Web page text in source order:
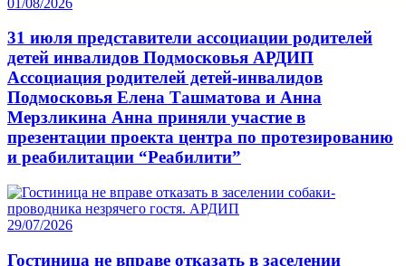
31 июля представители ассоциации родителей
детей инвалидов Подмосковья АРДИП
Ассоциация родителей детей-инвалидов
Подмосковья Елена Ташматова и Анна
Мерзликина Анна приняли участие в
презентации проекта центра по протезированию
и реабилитации “Реабилити”
29/07/2026
Гостиница не вправе отказать в заселении